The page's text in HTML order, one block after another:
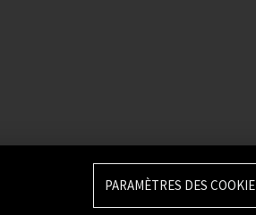
PARAMÈTRES DES COOKIE